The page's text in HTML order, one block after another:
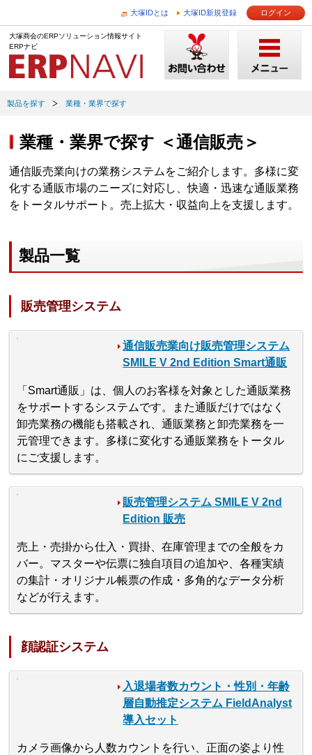
大塚IDとは 大塚ID新規登録 ログイン
大塚商会のERPソリューション情報サイト
ERPナビ
製品を探す 業種・業界で探す
業種・業界で探す ＜通信販売＞
通信販売業向けの業務システムをご紹介します。多様に変
化する通販市場のニーズに対応し、快適・迅速な通販業務
をトータルサポート。売上拡大・収益向上を支援します。
製品一覧
販売管理システム
通信販売業向け販売管理システム
SMILE V 2nd Edition Smart通販
「Smart通販」は、個人のお客様を対象とした通販業務
をサポートするシステムです。また通販だけではなく
卸売業務の機能も搭載され、通販業務と卸売業務を一
元管理できます。多様に変化する通販業務をトータル
にご支援します。
販売管理システム SMILE V 2nd
Edition 販売
売上・売掛から仕入・買掛、在庫管理までの全般をカ
バー。マスターや伝票に独自項目の追加や、各種実績
の集計・オリジナル帳票の作成・多角的なデータ分析
などが行えます。
顔認証システム
入退場者数カウント・性別・年齢
層自動推定システム FieldAnalyst
導入セット
カメラ画像から人数カウントを行い、正面の姿より性